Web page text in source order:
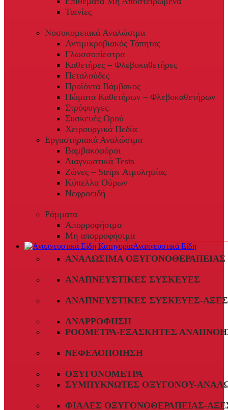
Ταινίες
Νοσοκομειακά Αναλώσιμα
Αντιμικροβιακός Τάπητας
Γλωσσοπίεστρα
Καθετήρες – Φλεβοκαθετήρες
Πεταλούδες
Προϊόντα Βάμβακος
Πώματα Καθετήρων – Φλεβοκαθετήρων
Στρόφυγγες
Συσκευές Ορού
Χειρουργικά Πεδία
Εργαστηριακά Αναλώσιμα
Βαμβακοφόροι
Διαγνωστικά Tests
Ζώνες – Strips Αιμοληψίας
Κύπελλα Ούρων
Νεφροειδή
Ράμματα
Απορροφήσιμα
Μη απορροφήσιμα
Αναπνευστικά Είδη
ΑΝΑΛΏΣΙΜΑ ΟΞΥΓΟΝΟΘΕΡΑΠΕΊΑΣ
ΑΝΑΠΝΕΥΣΤΙΚΈΣ ΣΥΣΚΕΥΈΣ
ΑΝΑΠΝΕΥΣΤΙΚΈΣ ΣΥΣΚΕΥΈΣ-
ΑΝΑΡΡΌΦΗΣΗ
ΡΟΌΜΕΤΡΑ-ΕΞΑΣΚΗΤΈΣ
ΝΕΦΕΛΟΠΟΊΗΣΗ
ΟΞΥΓΟΝΌΜΕΤΡΑ
ΣΥΜΠΥΚΝΩΤΈΣ ΟΞΥΓΌΝΟΥ-
ΦΙΆΛΕΣ ΟΞΥΓΟΝΟΘΕΡΑΠΕΊΑΣ-